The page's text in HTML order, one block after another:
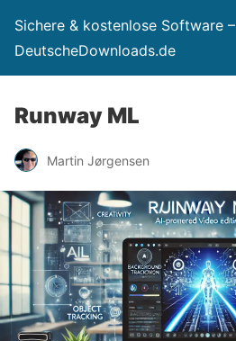
Sichere & kostenlose Software –
DeutscheDownloads.de
Runway ML
Martin Jørgensen